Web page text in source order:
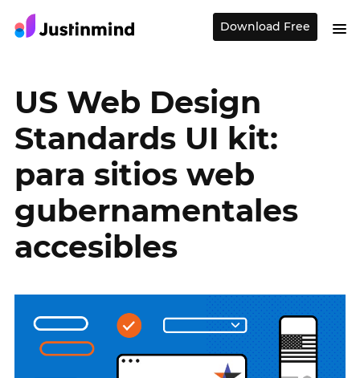
Download Free
US Web Design
Standards UI kit:
para sitios web
gubernamentales
accesibles